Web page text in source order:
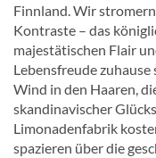
Finnland. Wir
Kontraste – das
majestätischen Flair
Lebensfreude zuhause
Wind in den Haaren,
skandinavischer
Limonadenfabrik
spazieren über die